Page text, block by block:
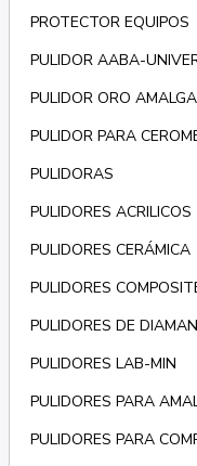
PROTECTOR EQUIPOS
PULIDOR AABA-
PULIDOR ORO
PULIDOR PARA
PULIDORAS
PULIDORES ACRILICOS
PULIDORES CERÁMICA
PULIDORES
PULIDORES DE
PULIDORES LAB-MIN
PULIDORES PARA
PULIDORES PARA